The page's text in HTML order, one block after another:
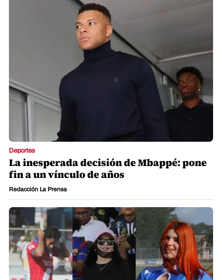
Deportes
La inesperada decisión de Mbappé: pone
fin a un vínculo de años
Redacción La Prensa